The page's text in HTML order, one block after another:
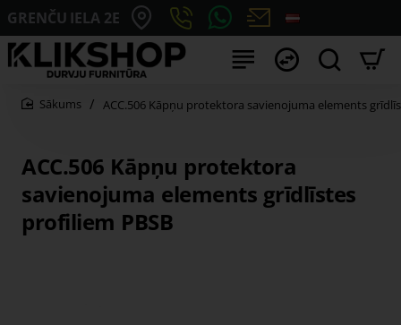
GRENČU IELA 2E
ACC.506 Kāpņu protektora
savienojuma elements grīdlīstes
profiliem PBSB
ACC.506 Kāpņu protektora savienojuma elements